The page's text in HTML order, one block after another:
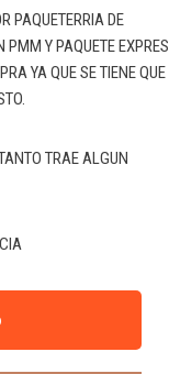
PAQUETERRIA DE
Y PAQUETE
YA QUE SE TIENE QUE
TRAE ALGUN